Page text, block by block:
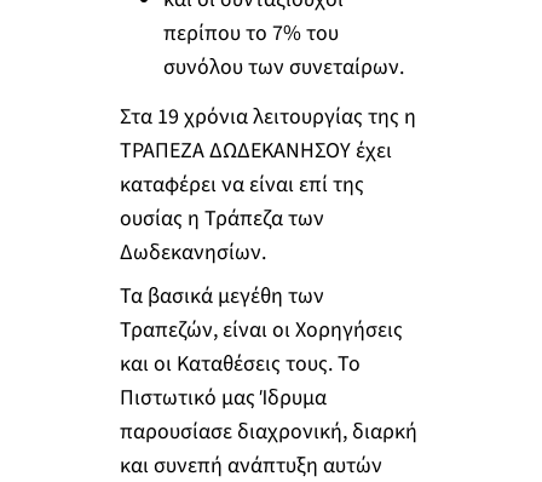
περίπου το 7% του
συνόλου των συνεταίρων.
Στα 19 χρόνια λειτουργίας της η
ΤΡΑΠΕΖΑ ΔΩΔΕΚΑΝΗΣΟΥ έχει
καταφέρει να είναι επί της
ουσίας η Τράπεζα των
Δωδεκανησίων.
Τα βασικά μεγέθη των
Τραπεζών, είναι οι Χορηγήσεις
και οι Καταθέσεις τους. Το
Πιστωτικό μας Ίδρυμα
παρουσίασε διαχρονική, διαρκή
και συνεπή ανάπτυξη αυτών